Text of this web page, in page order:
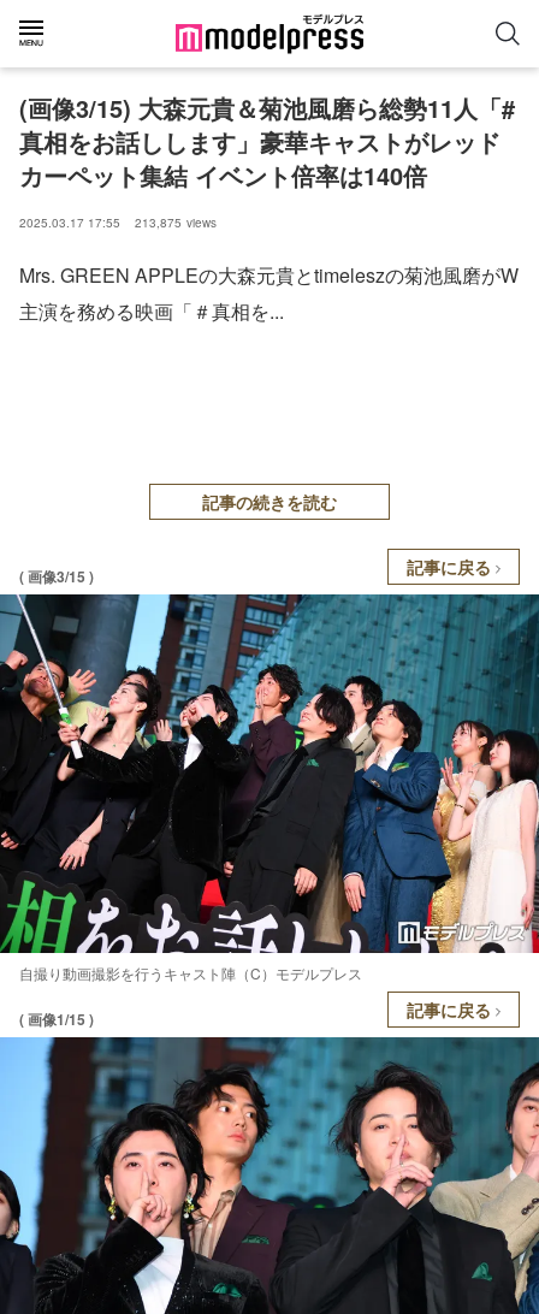
(画像3/15) 大森元貴＆菊池風磨ら総勢11人「#
真相をお話しします」豪華キャストがレッド
カーペット集結 イベント倍率は140倍
2025.03.17 17:55 213,875 views
Mrs. GREEN APPLEの大森元貴とtimeleszの菊池風磨がW
主演を務める映画「＃真相を...
記事の続きを読む
( 画像3/15 ) 記事に戻る
自撮り動画撮影を行うキャスト陣（C）モデルプレス
( 画像1/15 ) 記事に戻る